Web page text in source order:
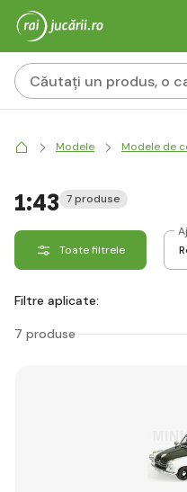
Modele Modele de
1:43 7 produse
Toate filtrele
Filtre aplicate:
7 produse